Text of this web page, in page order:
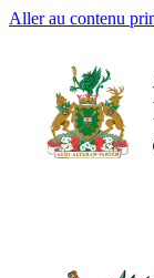
Aller au contenu